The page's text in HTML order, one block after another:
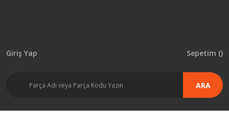
ARA
Giriş Yap Sepetim ()